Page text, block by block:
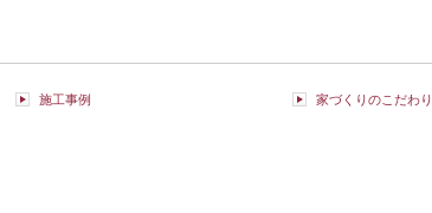
施工事例 家づくりのこだわり